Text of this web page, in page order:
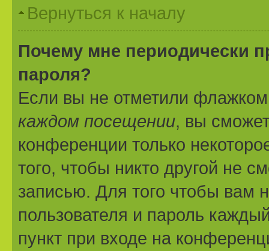
Вернуться к началу
Почему мне периодически
пароля?
Если вы не отметили
каждом посещении, вы
конференции только
того, чтобы никто другой не
записью. Для того чтобы вам
пользователя и пароль
пункт при входе на